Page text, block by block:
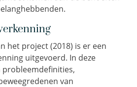
het project (2018) is er een
uitgevoerd. In deze
van